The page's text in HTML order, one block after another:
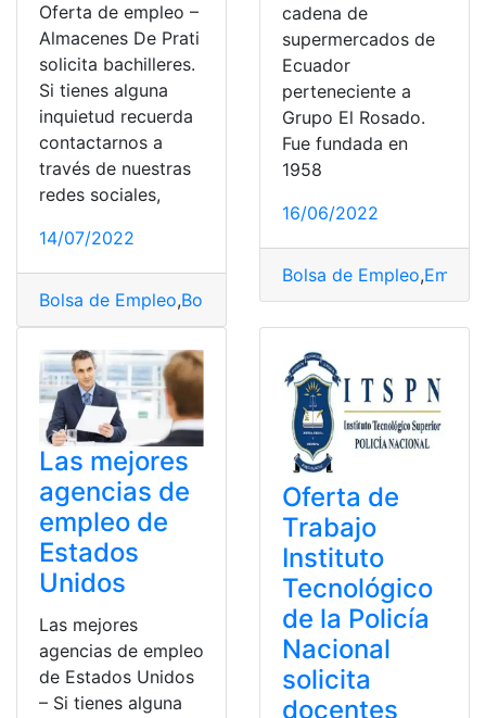
Oferta de empleo –
Almacenes De Prati
solicita bachilleres.
Si tienes alguna
inquietud recuerda
contactarnos a
través de nuestras
redes sociales,
14/07/2022
Bolsa de Empleo,Bolsa de Empleo Municipio de
cadena de
supermercados de
Ecuador
perteneciente a
Grupo El Rosado.
Fue fundada en
1958
16/06/2022
Bolsa de Empleo,Empleo
Las mejores
agencias de
empleo de
Estados
Unidos
Las mejores
agencias de empleo
de Estados Unidos
– Si tienes alguna
Oferta de
Trabajo
Instituto
Tecnológico
de la Policía
Nacional
solicita
docentes